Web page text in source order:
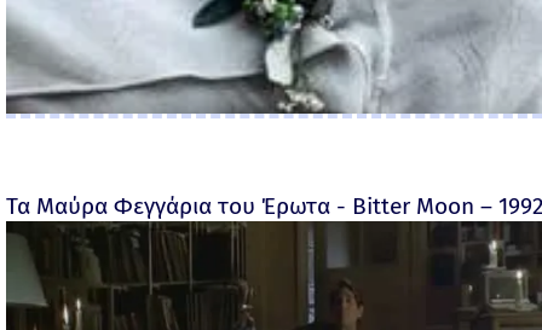
Τα Μαύρα Φεγγάρια του Έρωτα - Bitter Moon –